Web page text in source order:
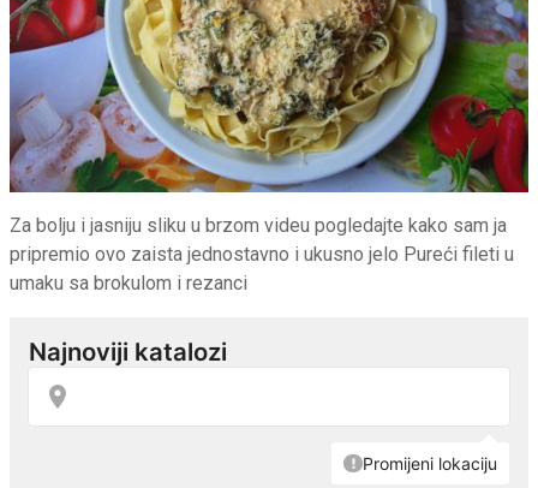
Za bolju i jasniju sliku u brzom videu pogledajte kako sam ja
pripremio ovo zaista jednostavno i ukusno jelo Pureći fileti u
umaku sa brokulom i rezanci